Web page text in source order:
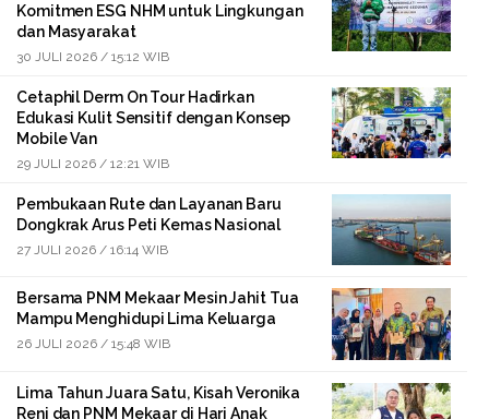
Komitmen ESG NHM untuk Lingkungan
dan Masyarakat
30 JULI 2026 / 15:12 WIB
Cetaphil Derm On Tour Hadirkan
Edukasi Kulit Sensitif dengan Konsep
Mobile Van
29 JULI 2026 / 12:21 WIB
Pembukaan Rute dan Layanan Baru
Dongkrak Arus Peti Kemas Nasional
27 JULI 2026 / 16:14 WIB
Bersama PNM Mekaar Mesin Jahit Tua
Mampu Menghidupi Lima Keluarga
26 JULI 2026 / 15:48 WIB
Lima Tahun Juara Satu, Kisah Veronika
Reni dan PNM Mekaar di Hari Anak